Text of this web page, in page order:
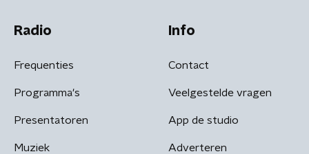
Radio
Frequenties
Programma's
Presentatoren
Muziek
Info
Contact
Veelgestelde vragen
App de studio
Adverteren